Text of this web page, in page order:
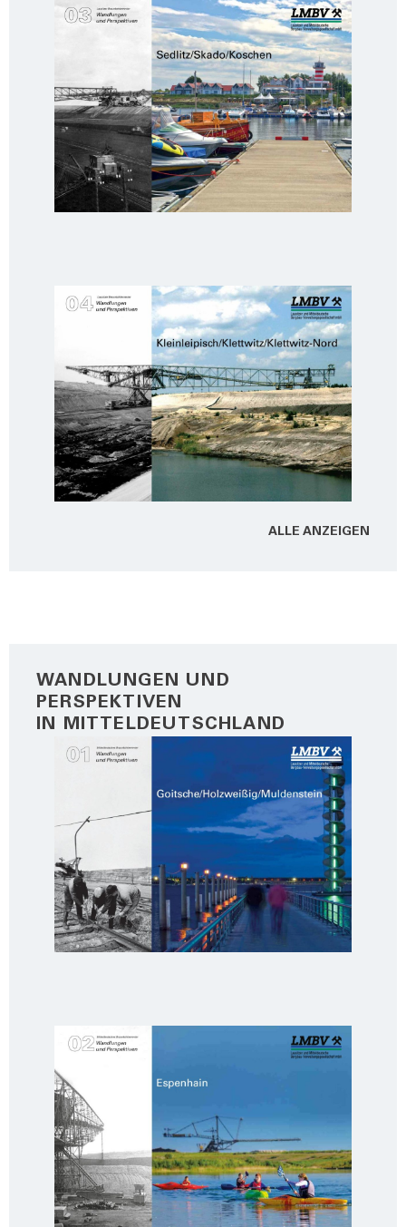
ALLE ANZEI­GEN
WANDLUNGEN UND
PERSPEKTIVEN
IN MITTELDEUTSCHLAND